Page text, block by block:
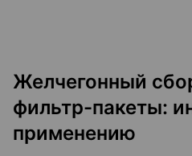
Желчегонный
фильтр-пакеты:
применению